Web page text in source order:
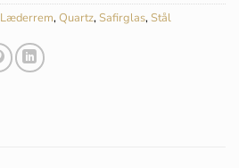
Læderrem,Quartz, Safirglas, Stål